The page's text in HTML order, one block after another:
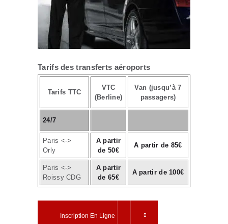
Tarifs des transferts aéroports
Tarifs TTC
VTC
(Berline)
Van (jusqu’à 7
passagers)
24/7
Paris <->
Orly
A partir
de 50€
A partir de 85€
Paris <->
Roissy CDG
A partir
de 65€
A partir de 100€
Inscription En Ligne